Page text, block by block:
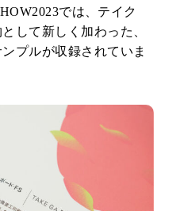
では、テイク
して新しく加わった、
プルが収録されていま